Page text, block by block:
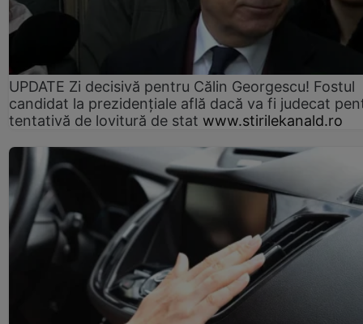
UPDATE Zi decisivă pentru Călin Georgescu! Fostul
candidat la prezidențiale află dacă va fi judecat
tentativă de lovitură de stat www.stirilekanald.ro